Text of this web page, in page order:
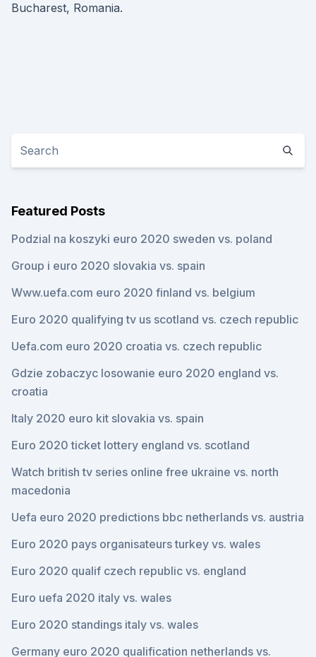
Bucharest, Romania.
Featured Posts
Podzial na koszyki euro 2020 sweden vs. poland
Group i euro 2020 slovakia vs. spain
Www.uefa.com euro 2020 finland vs. belgium
Euro 2020 qualifying tv us scotland vs. czech republic
Uefa.com euro 2020 croatia vs. czech republic
Gdzie zobaczyc losowanie euro 2020 england vs.
croatia
Italy 2020 euro kit slovakia vs. spain
Euro 2020 ticket lottery england vs. scotland
Watch british tv series online free ukraine vs. north
macedonia
Uefa euro 2020 predictions bbc netherlands vs. austria
Euro 2020 pays organisateurs turkey vs. wales
Euro 2020 qualif czech republic vs. england
Euro uefa 2020 italy vs. wales
Euro 2020 standings italy vs. wales
Germany euro 2020 qualification netherlands vs.